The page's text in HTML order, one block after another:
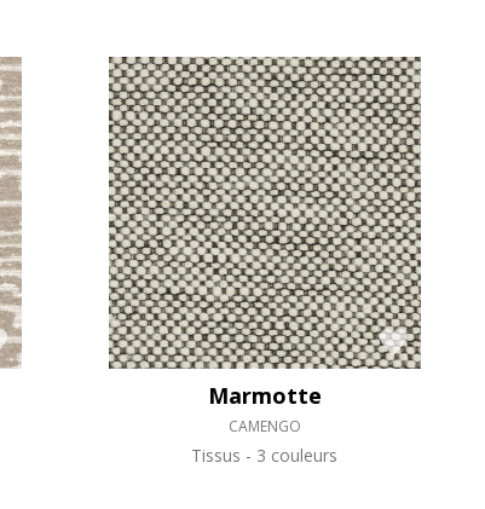
Voir tous les tissus
Marmotte
CAMENGO
Tissus 3 couleurs